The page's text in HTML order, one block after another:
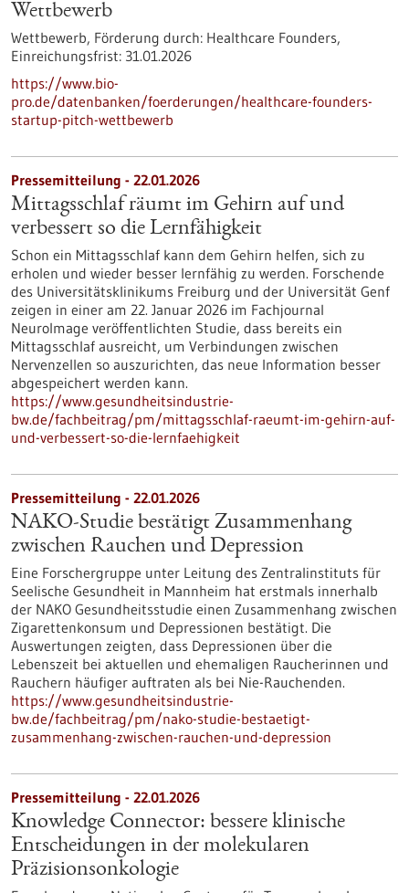
Wettbewerb
Wettbewerb, Förderung durch: Healthcare Founders,
Einreichungsfrist: 31.01.2026
https://www.bio-
pro.de/datenbanken/foerderungen/healthcare-founders-
startup-pitch-wettbewerb
Pressemitteilung - 22.01.2026
Mittagsschlaf räumt im Gehirn auf und
verbessert so die Lernfähigkeit
Schon ein Mittagsschlaf kann dem Gehirn helfen, sich zu
erholen und wieder besser lernfähig zu werden. Forschende
des Universitätsklinikums Freiburg und der Universität Genf
zeigen in einer am 22. Januar 2026 im Fachjournal
NeuroImage veröffentlichten Studie, dass bereits ein
Mittagsschlaf ausreicht, um Verbindungen zwischen
Nervenzellen so auszurichten, das neue Information besser
abgespeichert werden kann.
https://www.gesundheitsindustrie-
bw.de/fachbeitrag/pm/mittagsschlaf-raeumt-im-gehirn-auf-
und-verbessert-so-die-lernfaehigkeit
Pressemitteilung - 22.01.2026
NAKO-Studie bestätigt Zusammenhang
zwischen Rauchen und Depression
Eine Forschergruppe unter Leitung des Zentralinstituts für
Seelische Gesundheit in Mannheim hat erstmals innerhalb
der NAKO Gesundheitsstudie einen Zusammenhang zwischen
Zigarettenkonsum und Depressionen bestätigt. Die
Auswertungen zeigten, dass Depressionen über die
Lebenszeit bei aktuellen und ehemaligen Raucherinnen und
Rauchern häufiger auftraten als bei Nie-Rauchenden.
https://www.gesundheitsindustrie-
bw.de/fachbeitrag/pm/nako-studie-bestaetigt-
zusammenhang-zwischen-rauchen-und-depression
Pressemitteilung - 22.01.2026
Knowledge Connector: bessere klinische
Entscheidungen in der molekularen
Präzisionsonkologie